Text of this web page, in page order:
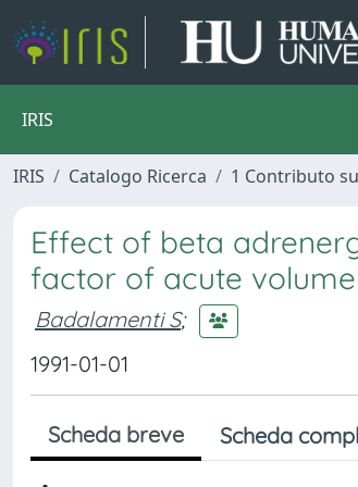
IRIS
IRIS Catalogo Ricerca 1 Contributo
Effect of beta
factor of acute
Badalamenti S;
1991-01-01
Scheda breve Scheda